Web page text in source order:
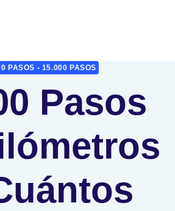
PASOS - 15.000 PASOS
Pasos